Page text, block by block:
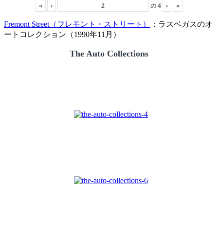
« ‹ の4 › »
Fremont Street（フレモント・ストリート）
：ラスベガスのオ
ートコレクション（1990年11月）
The Auto Collections